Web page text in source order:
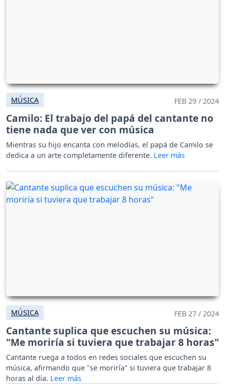
MÚSICA FEB 29 / 2024
Camilo: El trabajo del papá del cantante no
tiene nada que ver con música
Mientras su hijo encanta con melodías, el papá de Camilo se
dedica a un arte completamente diferente.
MÚSICA FEB 27 / 2024
Cantante suplica que escuchen su música:
"Me moriría si tuviera que trabajar 8 horas"
Cantante ruega a todos en redes sociales que escuchen su
música, afirmando que "se moriría" si tuviera que trabajar 8
horas al día.